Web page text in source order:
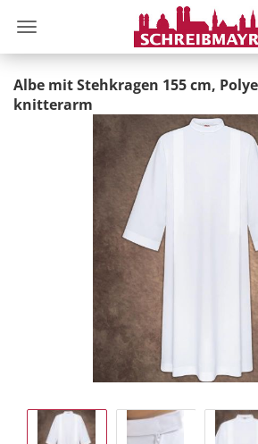
Albe mit Stehkragen 155 cm,
knitterarm